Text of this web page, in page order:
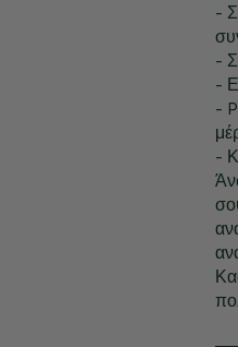
-
-
-
-
-